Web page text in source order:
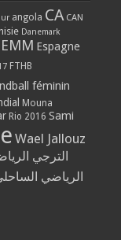
angola CA CAN
Danemark
EMM Espagne
FTHB
féminin
Mouna
Rio 2016 Sami
Wael Jallouz
الترجي
الرياضي